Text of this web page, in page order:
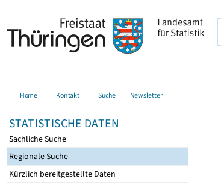
Home Kontakt Suche Newsletter
STATISTISCHE DATEN
Sachliche Suche
Regionale Suche
Kürzlich bereitgestellte Daten